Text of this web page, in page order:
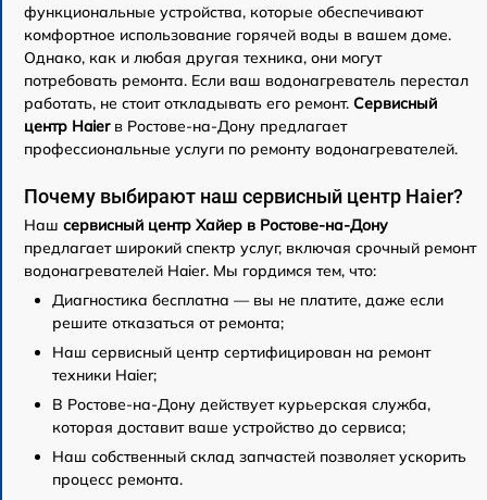
функциональные устройства, которые обеспечивают
комфортное использование горячей воды в вашем доме.
Однако, как и любая другая техника, они могут
потребовать ремонта. Если ваш водонагреватель перестал
работать, не стоит откладывать его ремонт. Сервисный
центр Haierв Ростове-на-Дону предлагает
профессиональные услуги по ремонту водонагревателей.
Почему выбирают наш сервисный центр Haier?
Наш сервисный центр Хайер в Ростове-на-Дону
предлагает широкий спектр услуг, включая срочный ремонт
водонагревателей Haier. Мы гордимся тем, что:
Диагностика бесплатна — вы не платите, даже если
решите отказаться от ремонта;
Наш сервисный центр сертифицирован на ремонт
техники Haier;
В Ростове-на-Дону действует курьерская служба,
которая доставит ваше устройство до сервиса;
Наш собственный склад запчастей позволяет ускорить
процесс ремонта.